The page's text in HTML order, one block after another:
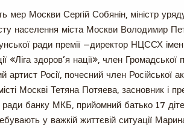
мер Москви Сергій Собянін, міністр
населення міста Москви Володимир
ради премії —директор НЦССХ
«Ліга здоров’я нації», член Громадської
Росії, почесний член Російської
Москві Тетяна Потяева, засновник і
банку МКБ, прийомний батько 17
у важкій життєвій ситуації